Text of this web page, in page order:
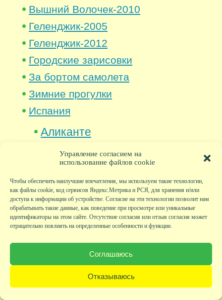
Управление согласием на
использование файлов cookie
Чтобы обеспечить наилучшие впечатления, мы используем такие технологии,
как файлы cookie, код сервисов Яндекс.Метрика и РСЯ, для хранения и/или
доступа к информации об устройстве. Согласие на эти технологии позволит нам
обрабатывать такие данные, как поведение при просмотре или уникальные
идентификаторы на этом сайте. Отсутствие согласия или отзыв согласия может
отрицательно повлиять на определенные особенности и функции.
Соглашаюсь
Отказываюсь
Вышний Волочек-2010
Геленджик-2005
Геленджик-2012
Городские зарисовки
За бортом самолета
Зимние прогулки
Испания
Аликанте
Альбир
Альтея
Барселона
Бенидорм
Валенсия
Вильяхойоса
Камбрильс